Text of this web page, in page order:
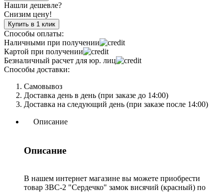
Нашли дешевле?
Снизим цену!
Купить в 1 клик
Способы оплаты:
Наличными при получении
Картой при получении
Безналичный расчет для юр. лиц
Способы доставки:
Самовывоз
Доставка день в день (при заказе до 14:00)
Доставка на следующий день (при заказе после 14:00)
Описание
Описание
В нашем интернет магазине вы можете приобрести
товар ЗВС-2 "Сердечко" замок висячий (красный) по